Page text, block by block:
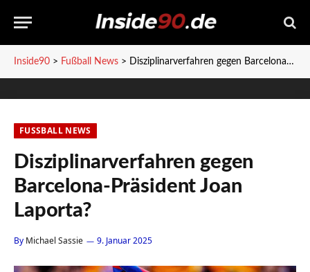
Inside90 > Fußball News > Disziplinarverfahren gegen Barcelona-Präsident Joan Laporta?
FUSSBALL NEWS
Disziplinarverfahren gegen
Barcelona-Präsident Joan
Laporta?
By Michael Sassie 9. Januar 2025